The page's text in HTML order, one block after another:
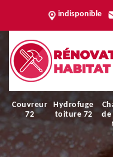
indisponible
Couvreur
72
Hydrofuge
toiture 72